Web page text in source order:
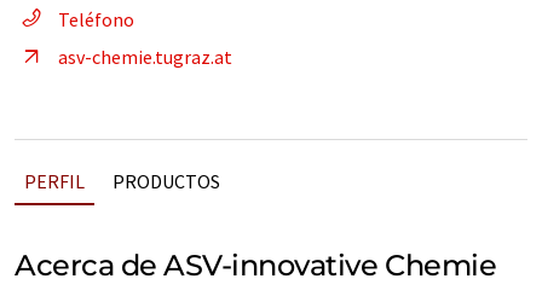
Teléfono
asv-chemie.tugraz.at
PERFIL PRODUCTOS
Acerca de ASV-innovative Chemie